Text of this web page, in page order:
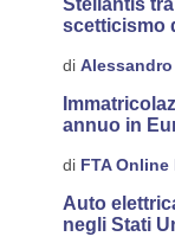
Stellantis
scetticismo
di
annuo in
di FTA Online
Auto
negli Stati